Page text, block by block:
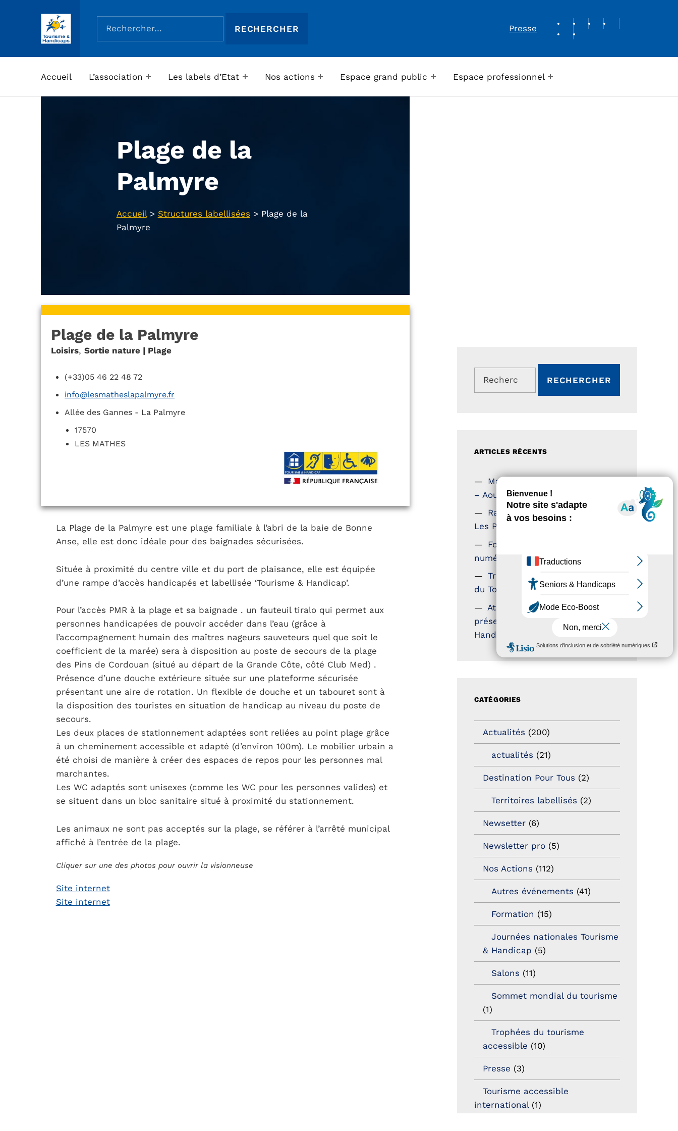
ASSOCIATION TOURISME ET HANDICAPS
Rechercher :
Presse
REVUE DE PRESSE
Accueil L’association Les labels d’Etat Nos actions Espace grand public Espace professionnel
Plage de la
Palmyre
Accueil> Structures labellisées > Plage de la
Palmyre
Plage de la Palmyre
Loisirs, Sortie nature | Plage
(+33)05 46 22 48 72
info@lesmatheslapalmyre.fr
Allée des Gannes - La Palmyre
17570
LES MATHES
La Plage de la Palmyre est une plage familiale à l’abri de la baie de Bonne
Anse, elle est donc idéale pour des baignades sécurisées.
Située à proximité du centre ville et du port de plaisance, elle est équipée
d’une rampe d’accès handicapés et labellisée ‘Tourisme & Handicap’.
Pour l’accès PMR à la plage et sa baignade . un fauteuil tiralo qui permet aux
personnes handicapées de pouvoir accéder dans l’eau (grâce à
l’accompagnement humain des maîtres nageurs sauveteurs quel que soit le
coefficient de la marée) sera à disposition au poste de secours de la plage
des Pins de Cordouan (situé au départ de la Grande Côte, côté Club Med) .
Présence d’une douche extérieure située sur une plateforme sécurisée
présentant une aire de rotation. Un flexible de douche et un tabouret sont à
la disposition des touristes en situation de handicap au niveau du poste de
secours.
Les deux places de stationnement adaptées sont reliées au point plage grâce
à un cheminement accessible et adapté (d’environ 100m). Le mobilier urbain a
été choisi de manière à créer des espaces de repos pour les personnes mal
marchantes.
Les WC adaptés sont unisexes (comme les WC pour les personnes valides) et
se situent dans un bloc sanitaire situé à proximité du stationnement.
Les animaux ne sont pas acceptés sur la plage, se référer à l’arrêté municipal
affiché à l’entrée de la plage.
Cliquer sur une des photos pour ouvrir la visionneuse
Site internet
Site internet
Rechercher :
ARTICLES RÉCENTS
Magazine Tourisme Accessible
– Aout 2026
Rallye Aicha des Gazelles –
Les Petillantes
Formation Communication
numérique
Trophées Horizons – Acteurs
du Tourisme Durable
Atout France – flyer
présentation label Tourisme &
Handicap
CATÉGORIES
Actualités (200)
actualités (21)
Destination Pour Tous (2)
Territoires labellisés (2)
Newsetter (6)
Newsletter pro (5)
Nos Actions (112)
Autres événements (41)
Formation (15)
Journées nationales Tourisme
& Handicap (5)
Salons (11)
Sommet mondial du tourisme
(1)
Trophées du tourisme
accessible (10)
Presse (3)
Tourisme accessible
international(1)